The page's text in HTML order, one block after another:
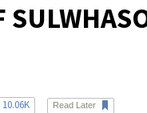
10.06K Read Later